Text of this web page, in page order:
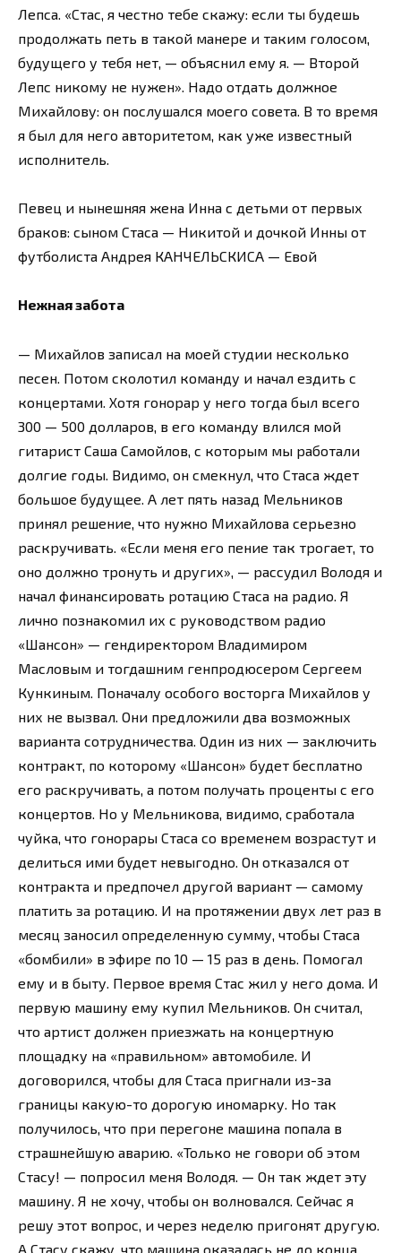
Лепса. «Стас, я честно тебе скажу: если ты будешь
продолжать петь в такой манере и таким голосом,
будущего у тебя нет, — объяснил ему я. — Второй
Лепс никому не нужен». Надо отдать должное
Михайлову: он послушался моего совета. В то время
я был для него авторитетом, как уже известный
исполнитель.
Певец и нынешняя жена Инна с детьми от первых
браков: сыном Стаса — Никитой и дочкой Инны от
футболиста Андрея КАНЧЕЛЬСКИСА — Евой
Нежная забота
— Михайлов записал на моей студии несколько
песен. Потом сколотил команду и начал ездить с
концертами. Хотя гонорар у него тогда был всего
300 — 500 долларов, в его команду влился мой
гитарист Саша Самойлов, с которым мы работали
долгие годы. Видимо, он смекнул, что Стаса ждет
большое будущее. А лет пять назад Мельников
принял решение, что нужно Михайлова серьезно
раскручивать. «Если меня его пение так трогает, то
оно должно тронуть и других», — рассудил Володя и
начал финансировать ротацию Стаса на радио. Я
лично познакомил их с руководством радио
«Шансон» — гендиректором Владимиром
Масловым и тогдашним генпродюсером Сергеем
Кункиным. Поначалу особого восторга Михайлов у
них не вызвал. Они предложили два возможных
варианта сотрудничества. Один из них — заключить
контракт, по которому «Шансон» будет бесплатно
его раскручивать, а потом получать проценты с его
концертов. Но у Мельникова, видимо, сработала
чуйка, что гонорары Стаса со временем возрастут и
делиться ими будет невыгодно. Он отказался от
контракта и предпочел другой вариант — самому
платить за ротацию. И на протяжении двух лет раз в
месяц заносил определенную сумму, чтобы Стаса
«бомбили» в эфире по 10 — 15 раз в день. Помогал
ему и в быту. Первое время Стас жил у него дома. И
первую машину ему купил Мельников. Он считал,
что артист должен приезжать на концертную
площадку на «правильном» автомобиле. И
договорился, чтобы для Стаса пригнали из-за
границы какую-то дорогую иномарку. Но так
получилось, что при перегоне машина попала в
страшнейшую аварию. «Только не говори об этом
Стасу! — попросил меня Володя. — Он так ждет эту
машину. Я не хочу, чтобы он волновался. Сейчас я
решу этот вопрос, и через неделю пригонят другую.
А Стасу скажу, что машина оказалась не до конца